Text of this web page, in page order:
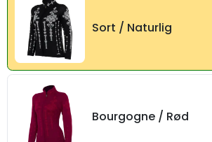
Sort / Naturlig
Bourgogne / Rød